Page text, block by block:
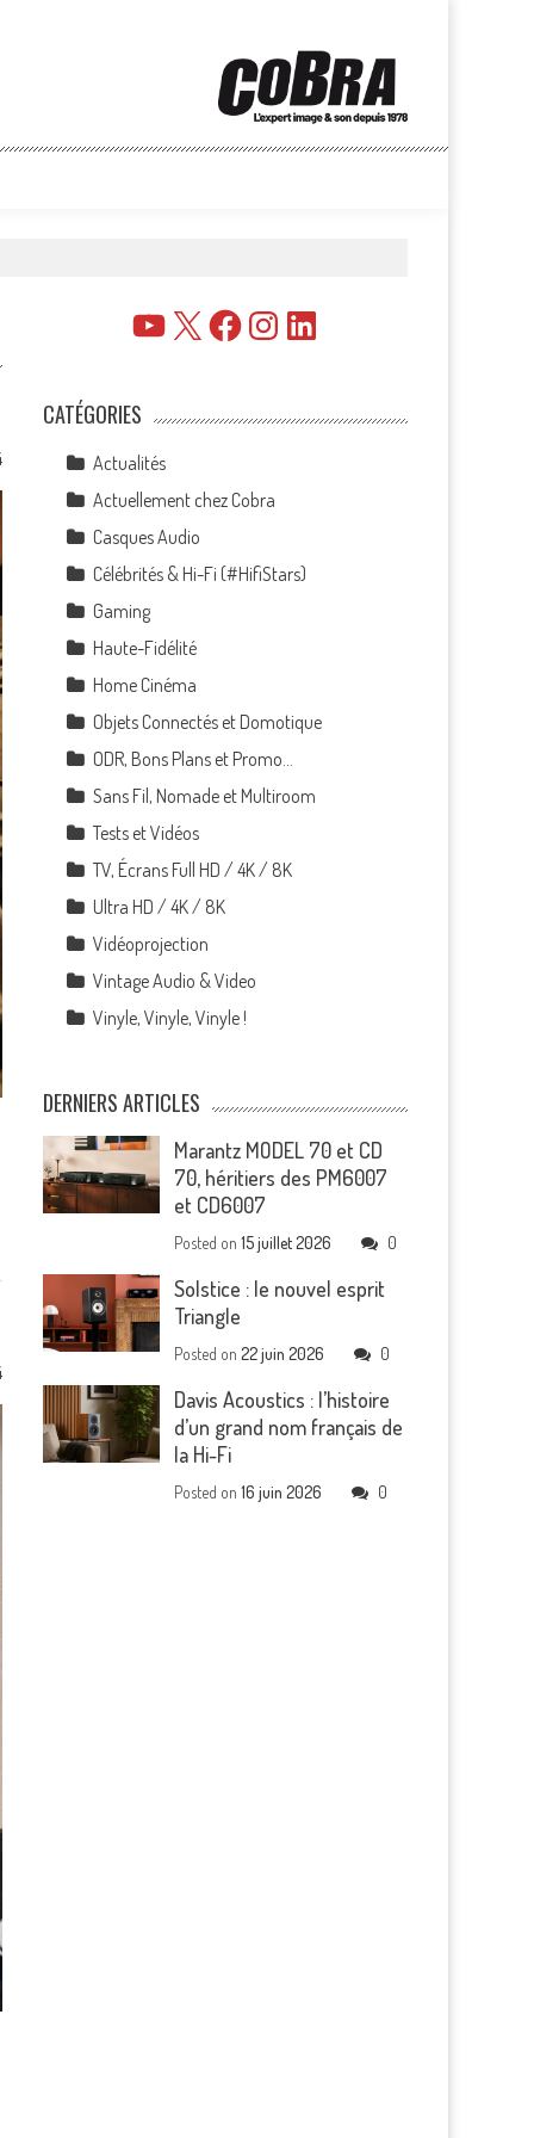
YouTube
X FacebookInstagramLinkedIn
CATÉGORIES
Actualités
Actuellement chez Cobra
Casques Audio
Célébrités & Hi-Fi (#HifiStars)
Gaming
Haute-Fidélité
Home Cinéma
Objets Connectés et Domotique
ODR, Bons Plans et Promo…
Sans Fil, Nomade et Multiroom
Tests et Vidéos
TV, Écrans Full HD / 4K / 8K
Ultra HD / 4K / 8K
Vidéoprojection
Vintage Audio & Video
Vinyle, Vinyle, Vinyle !
DERNIERS ARTICLES
Marantz MODEL 70 et CD
70, héritiers des PM6007
et CD6007
Posted on15 juillet 2026 0
Solstice : le nouvel esprit
Triangle
Posted on22 juin 2026 0
Davis Acoustics : l’histoire
d’un grand nom français de
la Hi-Fi
Posted on16 juin 2026 0